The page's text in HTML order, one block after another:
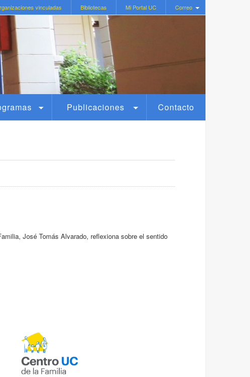
vinculadas Bibliotecas Mi Portal UC Correo
Publicaciones Contacto
José Tomás Alvarado, reflexiona sobre el sentido